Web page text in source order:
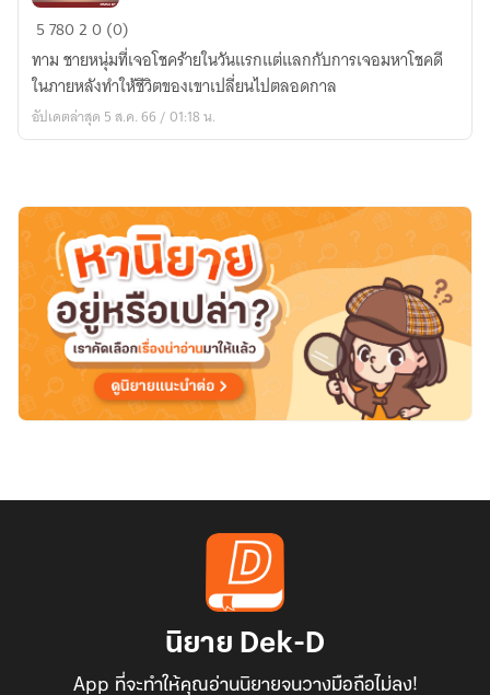
จู่ๆ
เป็น
เจ้าของ
หอคอย
ล้ม
สลาย
578020 (0)
ทาม ชายหนุ่มที่เจอโชคร้ายในวันแรกแต่แลกกับการเจอมหาโชคดี
ในภายหลังทำให้ชีวิตของเขาเปลี่ยนไปตลอดกาล
อัปเดตล่าสุด 5 ส.ค. 66 / 01:18 น.
นิยาย Dek-D
App ที่จะทำให้คุณอ่านนิยายจนวางมือถือไม่ลง!